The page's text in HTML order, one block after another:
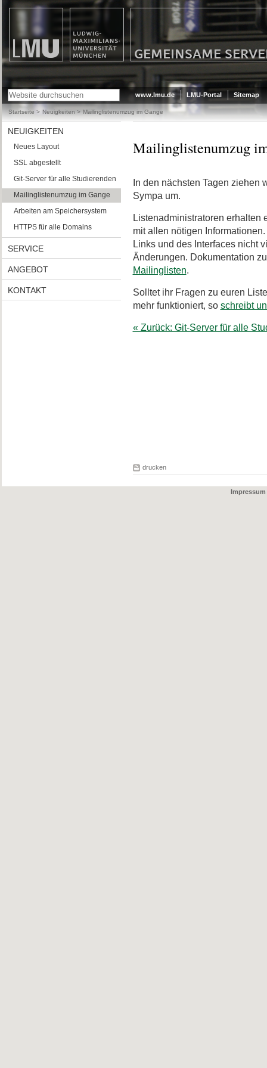
LMU - LUDWIG-MAXIMILIANS-
UNIVERSITÄT MÜNCHEN
FACHSCHAFTEN DER LMU
www.lmu.de LMU-Portal Sitemap
Startseite /Neuigkeiten /Mailinglistenumzug im Gange
NEUIGKEITEN
Neues Layout
SSL abgestellt
Git-Server für alle Studierenden
Mailinglistenumzug im Gange
Arbeiten am Speichersystem
HTTPS für alle Domains
SERVICE
ANGEBOT
KONTAKT
Mailinglistenumzug
In den nächsten Tagen
Sympa um.
Listenadministratoren erhalten
mit allen nötigen
Links und des Interfaces nicht
Änderungen. Dokumentation
Mailinglisten.
Solltet ihr Fragen zu euren
mehr funktioniert, so schreibt
« Zurück: Git-Server für alle
drucken
Impressum